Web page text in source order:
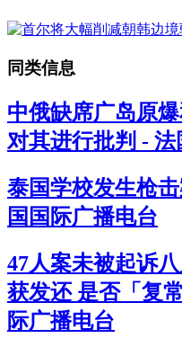
同类信息
中俄缺席广岛原
对其进行批判 -
泰国学校发生枪
国国际广播电台
47人案未被起诉
获发还 是否「复
际广播电台